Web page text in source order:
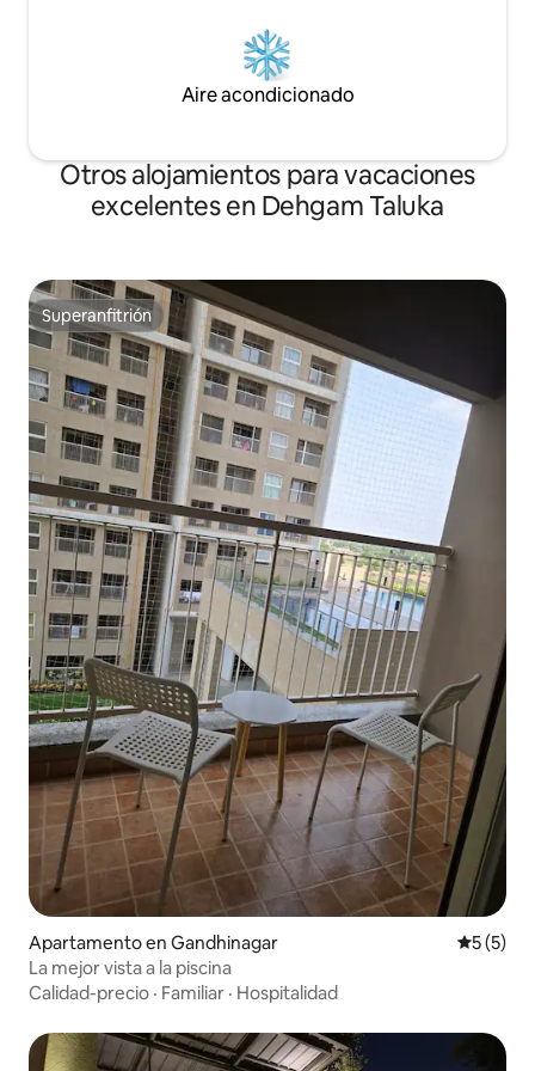
Aire acondicionado
Otros alojamientos para vacaciones
excelentes en Dehgam Taluka
Superanfitrión
Superanfitrión
Apartamento en Gandhinagar
5 (5)
La mejor vista a la piscina
Calidad-precio · Familiar · Hospitalidad